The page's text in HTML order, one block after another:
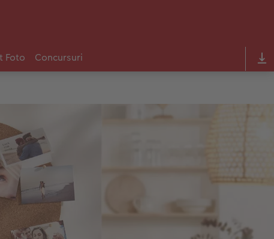
Foto Concursuri